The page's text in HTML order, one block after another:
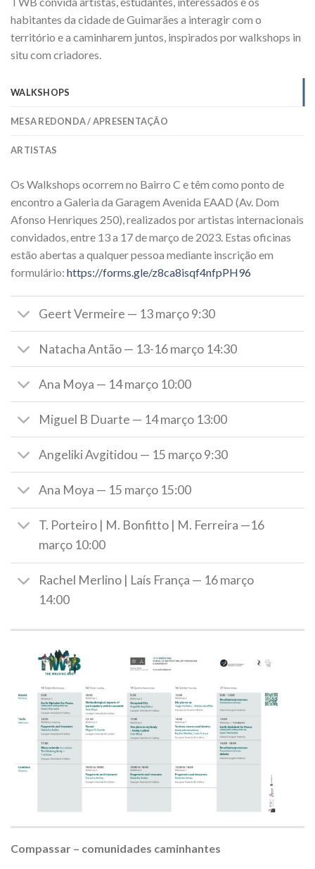
habitantes da cidade de Guimarães a interagir com o
território e a caminharem juntos, inspirados por walkshops in
situ com criadores.
WALKSHOPS
MESA REDONDA / APRESENTAÇÂO
ARTISTAS
Os Walkshops ocorrem no Bairro C e têm como ponto de
encontro a Galeria da Garagem Avenida EAAD (Av. Dom
Afonso Henriques 250), realizados por artistas internacionais
convidados, entre 13 a 17 de março de 2023. Estas oficinas
estão abertas a qualquer pessoa mediante inscrição em
formulário: https://forms.gle/z8ca8isqf4nfpPH96
Geert Vermeire — 13 março 9:30
Natacha Antão — 13-16 março 14:30
Ana Moya — 14 março 10:00
Miguel B Duarte — 14 março 13:00
Angeliki Avgitidou — 15 março 9:30
Ana Moya — 15 março 15:00
T. Porteiro | M. Bonfitto | M. Ferreira —16
março 10:00
Rachel Merlino | Laís França — 16 março
14:00
Compassar – comunidades caminhantes